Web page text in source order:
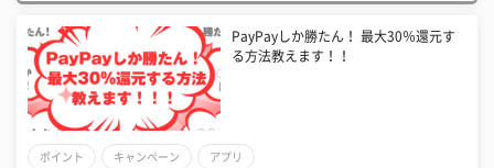
PayPayしか勝たん！ 最大30％還元す
る方法教えます！！
ポイント キャンペーン アプリ